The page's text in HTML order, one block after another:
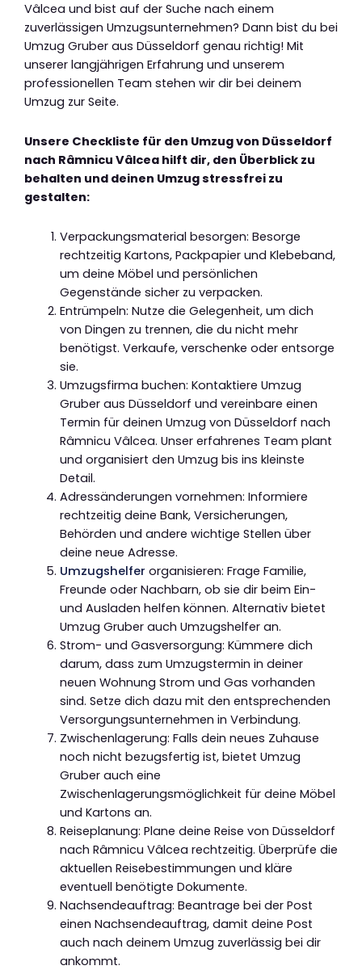
Vâlcea und bist auf der Suche nach einem
zuverlässigen Umzugsunternehmen? Dann bist du bei
Umzug Gruber aus Düsseldorf genau richtig! Mit
unserer langjährigen Erfahrung und unserem
professionellen Team stehen wir dir bei deinem
Umzug zur Seite.
Unsere Checkliste für den Umzug von Düsseldorf
nach Râmnicu Vâlcea hilft dir, den Überblick zu
behalten und deinen Umzug stressfrei zu
gestalten:
Verpackungsmaterial besorgen: Besorge
rechtzeitig Kartons, Packpapier und Klebeband,
um deine Möbel und persönlichen
Gegenstände sicher zu verpacken.
Entrümpeln: Nutze die Gelegenheit, um dich
von Dingen zu trennen, die du nicht mehr
benötigst. Verkaufe, verschenke oder entsorge
sie.
Umzugsfirma buchen: Kontaktiere Umzug
Gruber aus Düsseldorf und vereinbare einen
Termin für deinen Umzug von Düsseldorf nach
Râmnicu Vâlcea. Unser erfahrenes Team plant
und organisiert den Umzug bis ins kleinste
Detail.
Adressänderungen vornehmen: Informiere
rechtzeitig deine Bank, Versicherungen,
Behörden und andere wichtige Stellen über
deine neue Adresse.
Umzugshelfer organisieren: Frage Familie,
Freunde oder Nachbarn, ob sie dir beim Ein-
und Ausladen helfen können. Alternativ bietet
Umzug Gruber auch Umzugshelfer an.
Strom- und Gasversorgung: Kümmere dich
darum, dass zum Umzugstermin in deiner
neuen Wohnung Strom und Gas vorhanden
sind. Setze dich dazu mit den entsprechenden
Versorgungsunternehmen in Verbindung.
Zwischenlagerung: Falls dein neues Zuhause
noch nicht bezugsfertig ist, bietet Umzug
Gruber auch eine
Zwischenlagerungsmöglichkeit für deine Möbel
und Kartons an.
Reiseplanung: Plane deine Reise von Düsseldorf
nach Râmnicu Vâlcea rechtzeitig. Überprüfe die
aktuellen Reisebestimmungen und kläre
eventuell benötigte Dokumente.
Nachsendeauftrag: Beantrage bei der Post
einen Nachsendeauftrag, damit deine Post
auch nach deinem Umzug zuverlässig bei dir
ankommt.